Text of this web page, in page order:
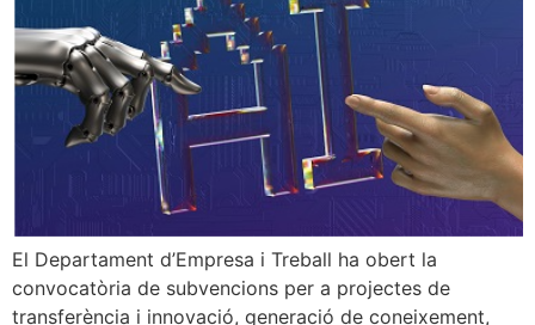
El Departament d’Empresa i Treball ha obert la
convocatòria de subvencions per a projectes de
transferència i innovació, generació de coneixement,